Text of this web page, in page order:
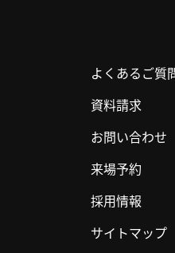
よくあるご質
資料請求
お問い合わせ
来場予約
採用情報
サイトマップ